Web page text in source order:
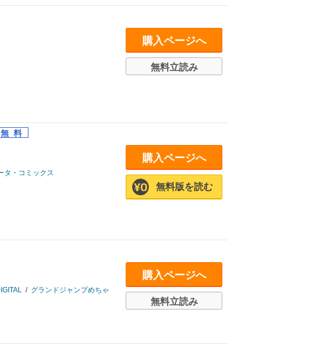
購入ページへ
無料立読み
タ・コミックス
購入ページへ
無料版を読む
/ グランドジャンプめちゃ
購入ページへ
無料立読み